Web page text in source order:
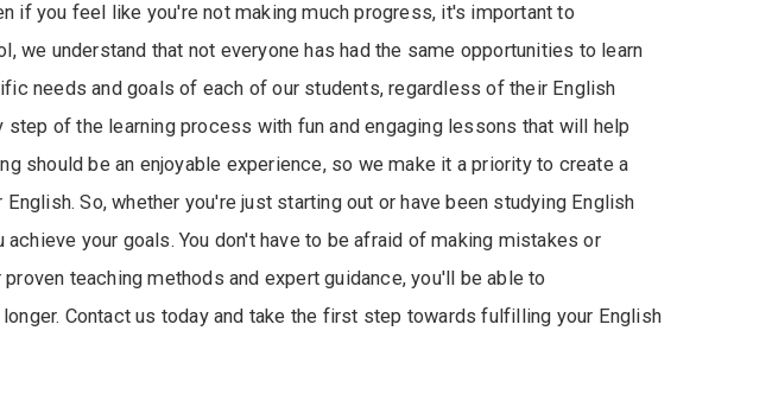
if you feel like you're not making much progress, it's important to
we understand that not everyone has had the same opportunities to learn
needs and goals of each of our students, regardless of their English
of the learning process with fun and engaging lessons that will help
should be an enjoyable experience, so we make it a priority to create a
So, whether you're just starting out or have been studying English
your goals. You don't have to be afraid of making mistakes or
teaching methods and expert guidance, you'll be able to
Contact us today and take the first step towards fulfilling your English